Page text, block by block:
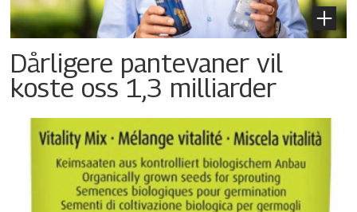
Dårligere pantevaner vil
koste oss 1,3 milliarder